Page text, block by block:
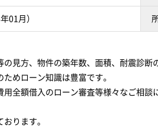
01月）
見方、物件の築年数、面積、耐震診断
めローン知識は豊富です。
全額借入のローン審査等様々なご相談
ります。